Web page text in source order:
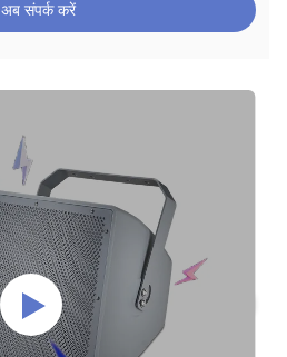
अब संपर्क करें